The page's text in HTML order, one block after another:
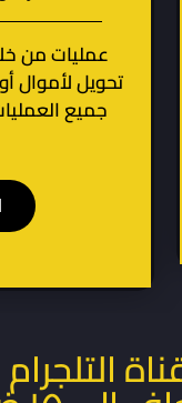
عمليات من
تحويل لأموال
جميع